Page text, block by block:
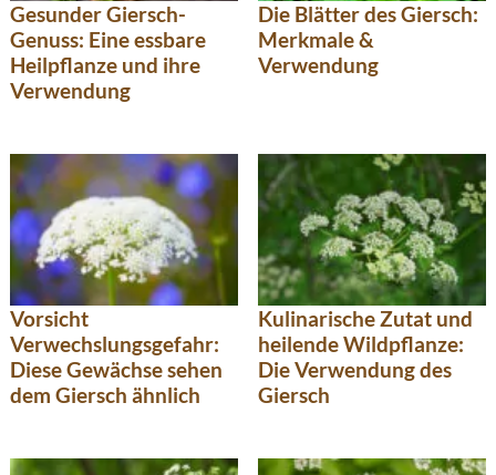
Gesunder Giersch-
Genuss: Eine essbare
Heilpflanze und ihre
Verwendung
Die Blätter des Giersch:
Merkmale &
Verwendung
Vorsicht
Verwechslungsgefahr:
Diese Gewächse sehen
dem Giersch ähnlich
Kulinarische Zutat und
heilende Wildpflanze:
Die Verwendung des
Giersch